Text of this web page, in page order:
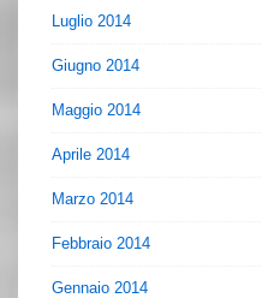
Luglio 2014
Giugno 2014
Maggio 2014
Aprile 2014
Marzo 2014
Febbraio 2014
Gennaio 2014